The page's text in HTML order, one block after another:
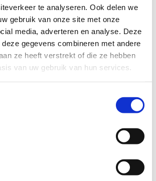
te analyseren. Ook delen we
gebruik van onze site met onze
media, adverteren en analyse. Deze
gegevens combineren met andere
ze heeft verstrekt of die ze hebben
van uw gebruik van hun services.
het Schuldenknooppunt?
faciliteert het
gegevens zonder extra
koppelingen. Ook dit
één kanaal te laten verlopen,
sneller en effectiever